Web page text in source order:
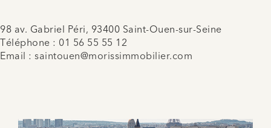
98 av. Gabriel Péri, 93400 Saint-Ouen-sur-Seine
Téléphone : 01 56 55 55 12
Email : saintouen@morissimmobilier.com